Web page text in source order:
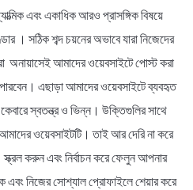
এবং একাধিক আরও প্রাসঙ্গিক বিষয়ে
। সঠিক শব্দ চয়নের অভাবে যারা নিজেদের
অনায়াসেই আমাদের ওয়েবসাইটে পোস্ট করা
এছাড়া আমাদের ওয়েবসাইটে ব্যবহৃত
স্বতন্ত্র ও ভিন্ন। উক্তিগুলির সাথে
ওয়েবসাইটটি। তাই আর দেরি না করে
করুন এবং নির্বাচন করে ফেলুন আপনার
নিজের সোশ্যাল প্রোফাইলে শেয়ার করে